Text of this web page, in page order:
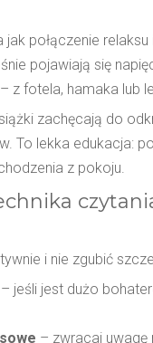
jak połączenie
pojawiają się
z fotela, hamaka lub
zachęcają do
To lekka edukacja:
z pokoju.
i nie zgubić
– jeśli jest dużo
– zwracaj